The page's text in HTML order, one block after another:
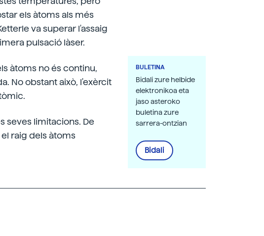
els àtoms als més
va superar l'assaig
pulsació làser.
àtoms no és continu,
No obstant això, l'exèrcit
seves limitacions. De
raig dels àtoms
BULETINA
Bidali zure helbide
elektronikoa eta
jaso asteroko
buletina zure
sarrera-ontzian
Bidali